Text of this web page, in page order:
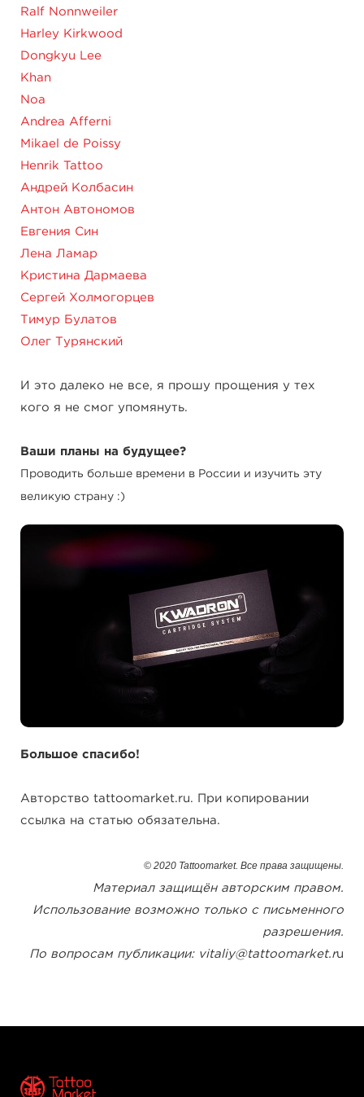
Ralf Nonnweiler
Harley Kirkwood
Dongkyu Lee
Khan
Noa
Andrea Afferni
Mikael de Poissy
Henrik Tattoo
Андрей Колбасин
Антон Автономов
Евгения Син
Лена Ламар
Кристина Дармаева
Сергей Холмогорцев
Тимур Булатов
Олег Турянский
И это далеко не все, я прошу прощения у тех
кого я не смог упомянуть.
Ваши планы на будущее?
Проводить больше времени в России и изучить эту
великую страну :)
Большое спасибо!
Авторство tattoomarket.ru. При копировании
ссылка на статью обязательна.
© 2020 Tattoomarket. Все права защищены.
Материал защищён авторским правом.
Использование возможно только с письменного
разрешения.
По вопросам публикации: vitaliy@tattoomarket.ru